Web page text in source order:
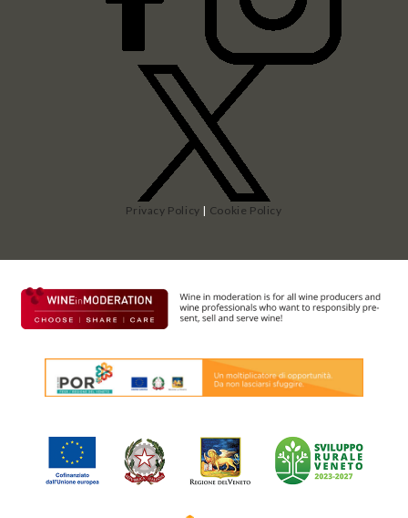
Privacy Policy | Cookie Policy